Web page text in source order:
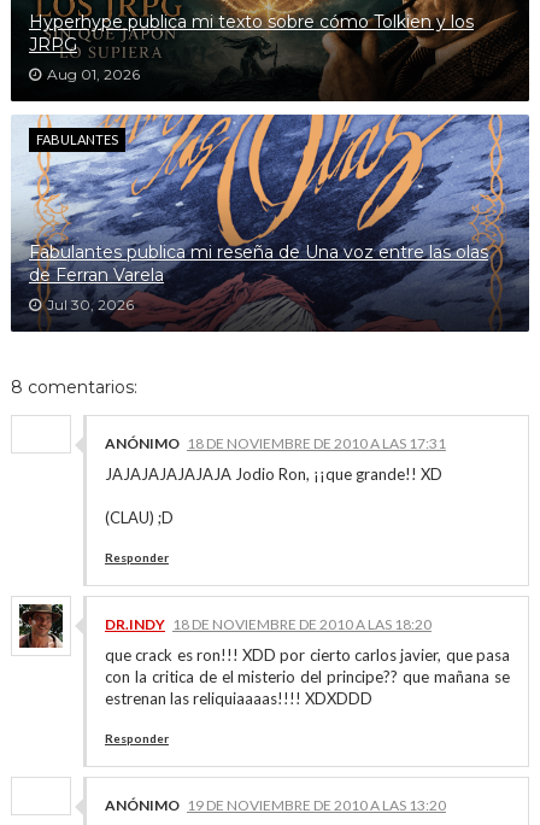
Hyperhype publica mi texto sobre cómo Tolkien y los
JRPG
Aug 01, 2026
FABULANTES
Fabulantes publica mi reseña de Una voz entre las olas
de Ferran Varela
Jul 30, 2026
8 comentarios:
ANÓNIMO 18 DE NOVIEMBRE DE 2010 A LAS 17:31
JAJAJAJAJAJAJA Jodio Ron, ¡¡que grande!! XD
(CLAU) ;D
Responder
DR.INDY 18 DE NOVIEMBRE DE 2010 A LAS 18:20
que crack es ron!!! XDD por cierto carlos javier, que pasa
con la critica de el misterio del principe?? que mañana se
estrenan las reliquiaaaas!!!! XDXDDD
Responder
ANÓNIMO 19 DE NOVIEMBRE DE 2010 A LAS 13:20